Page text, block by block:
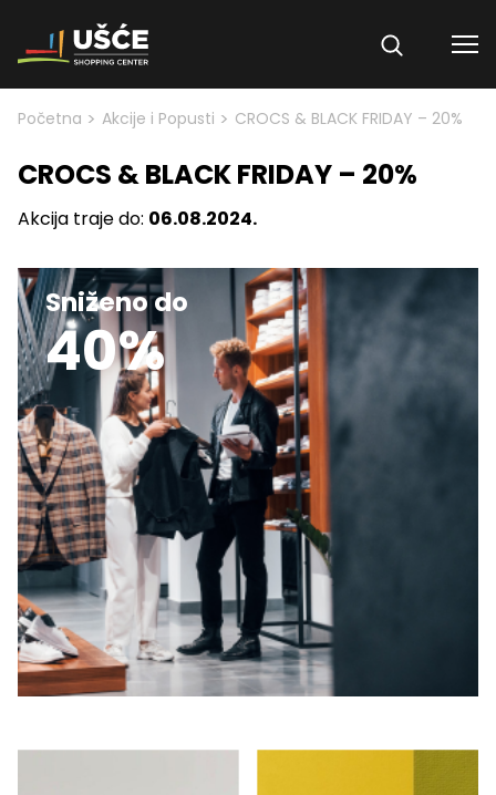
Skip to content
Početna > Akcije i Popusti > CROCS & BLACK FRIDAY – 20%
CROCS & BLACK FRIDAY – 20%
Akcija traje do: 06.08.2024.
Sniženo do
40%